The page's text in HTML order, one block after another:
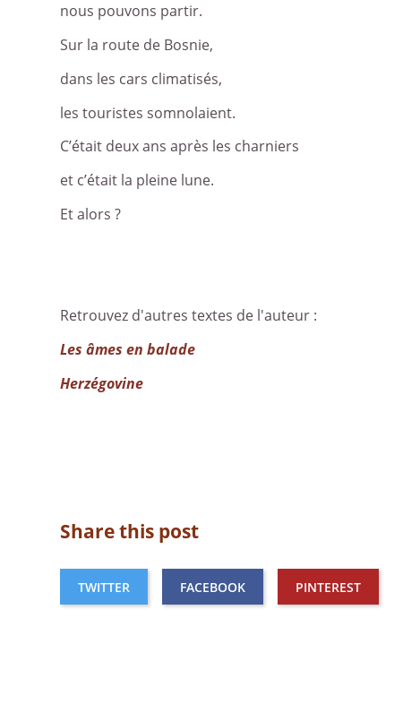
nous pouvons partir.
Sur la route de Bosnie,
dans les cars climatisés,
les touristes somnolaient.
C’était deux ans après les charniers
et c’était la pleine lune.
Et alors ?
Retrouvez d'autres textes de l'auteur :
Les âmes en balade
Herzégovine
Share this post
TWITTER FACEBOOK PINTEREST